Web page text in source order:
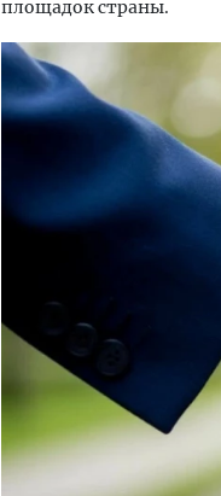
площадок страны.